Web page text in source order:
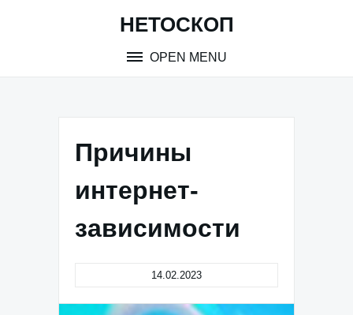
НЕТОСКОП
OPEN MENU
Причины
интернет-
зависимости
14.02.2023